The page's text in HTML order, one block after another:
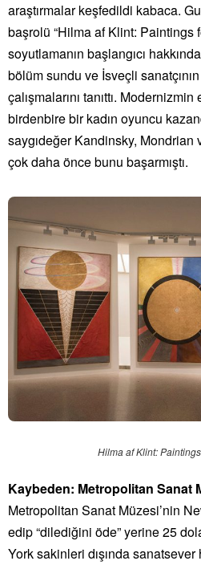
araştırmalar keşfedildi kabaca.
başrolü “Hilma af Klint: Paintings
soyutlamanın başlangıcı
bölüm sundu ve İsveçli sanatçının
çalışmalarını tanıttı.
birdenbire bir kadın oyuncu
saygıdeğer Kandinsky,
çok daha önce bunu başarmıştı.
Hilma af Klint:
Kaybeden: Metropolitan Sanat
Metropolitan Sanat Müzesi’nin
edip “dilediğini öde” yerine 25
York sakinleri dışında